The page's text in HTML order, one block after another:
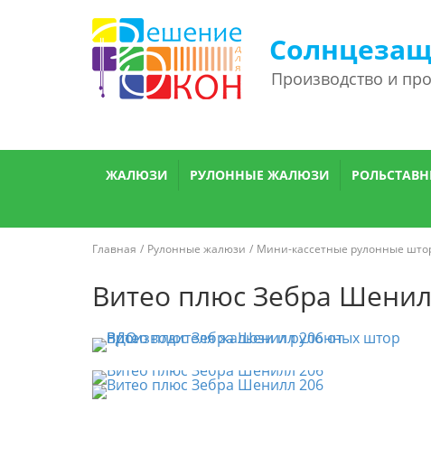
Производство и
ЖАЛЮЗИ РУЛОННЫЕ ЖАЛЮЗИ
Главная Рулонные жалюзи Мини-кассетные рулонные
Витео плюс Зебра